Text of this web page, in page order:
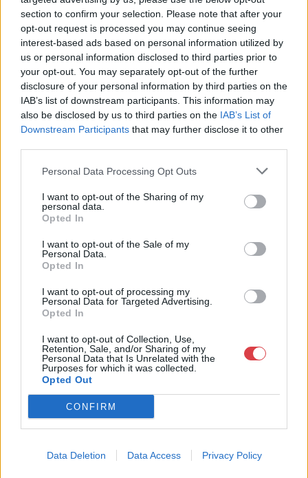
section to confirm your selection. Please note that after your
opt-out request is processed you may continue seeing
interest-based ads based on personal information utilized by
us or personal information disclosed to third parties prior to
your opt-out. You may separately opt-out of the further
disclosure of your personal information by third parties on the
IAB’s list of downstream participants. This information may
also be disclosed by us to third parties on the IAB’s List of
Downstream Participants that may further disclose it to other
Personal Data Processing Opt Outs
I want to opt-out of the Sharing of my
personal data.
Opted In
I want to opt-out of the Sale of my
Personal Data.
Opted In
I want to opt-out of processing my
Personal Data for Targeted Advertising.
Opted In
I want to opt-out of Collection, Use,
Retention, Sale, and/or Sharing of my
Personal Data that Is Unrelated with the
Purposes for which it was collected.
Opted Out
CONFIRM
Data Deletion Data Access Privacy Policy
kal esett vissza. (Az említett számok csak a nyilvános
művészeti aukciók eredményeit tartalmazzák, a
private sales és az egyéb üzletágak forgalmát nem.)
A forgalom visszaesése nem azonos mértékű a
különböző korokban született művek esetében. A
régi mestereknél – ennek a kategóriának a
teljesítménye függ a legerőteljesebben a kínálattól
– a csökkenés 38%, az impresszionista és modern
mestereknél 23%, a háború utáni és kortárs
39%. Talán ez utóbbi szám a legaggasztóbb, ha
abból indulunk ki, hogy e kategória iránt a fiatal
megnyerésükre az aukciósházaknak saját jövőjük
biztosítása érdekében nagyobb figyelmet kell
fordítaniuk.